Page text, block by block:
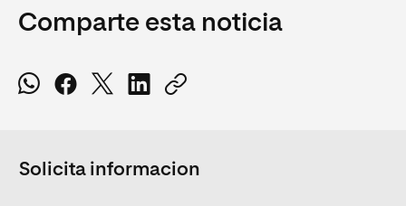
Comparte esta noticia
Solicita informacion